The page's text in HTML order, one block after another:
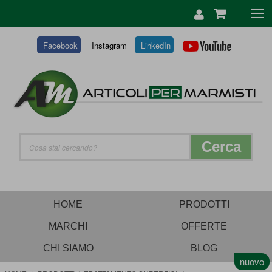
Facebook Instagram LinkedIn
CONTENUTO
Cerca
HOME PRODOTTI
MARCHI OFFERTE
CHI SIAMO BLOG